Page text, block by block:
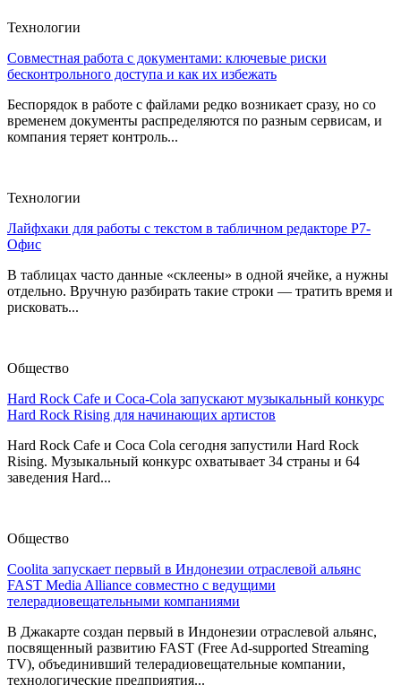
Технологии
Совместная работа с документами: ключевые риски
бесконтрольного доступа и как их избежать
Беспорядок в работе с файлами редко возникает сразу, но со
временем документы распределяются по разным сервисам, и
компания теряет контроль...
Технологии
Лайфхаки для работы с текстом в табличном редакторе Р7-
Офис
В таблицах часто данные «склеены» в одной ячейке, а нужны
отдельно. Вручную разбирать такие строки — тратить время и
рисковать...
Общество
Hard Rock Cafe и Coca-Cola запускают музыкальный конкурс
Hard Rock Rising для начинающих артистов
Hard Rock Cafe и Coca Cola сегодня запустили Hard Rock
Rising. Музыкальный конкурс охватывает 34 страны и 64
заведения Hard...
Общество
Coolita запускает первый в Индонезии отраслевой альянс
FAST Media Alliance совместно с ведущими
телерадиовещательными компаниями
В Джакарте создан первый в Индонезии отраслевой альянс,
посвященный развитию FAST (Free Ad-supported Streaming
TV), объединивший телерадиовещательные компании,
технологические предприятия...